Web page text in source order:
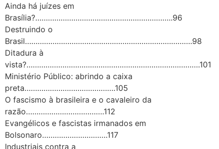
Ainda há juízes em
Brasília?………………………………………………………..96
Destruindo o
Brasil…………………………………………………………………….98
Ditadura à
vista?……………………………………………………………………….101
Ministério Público: abrindo a caixa
preta…………………………………….105
O fascismo à brasileira e o cavaleiro da
razão……………………………….112
Evangélicos e fascistas irmanados em
Bolsonaro………………………….117
Industriais contra a